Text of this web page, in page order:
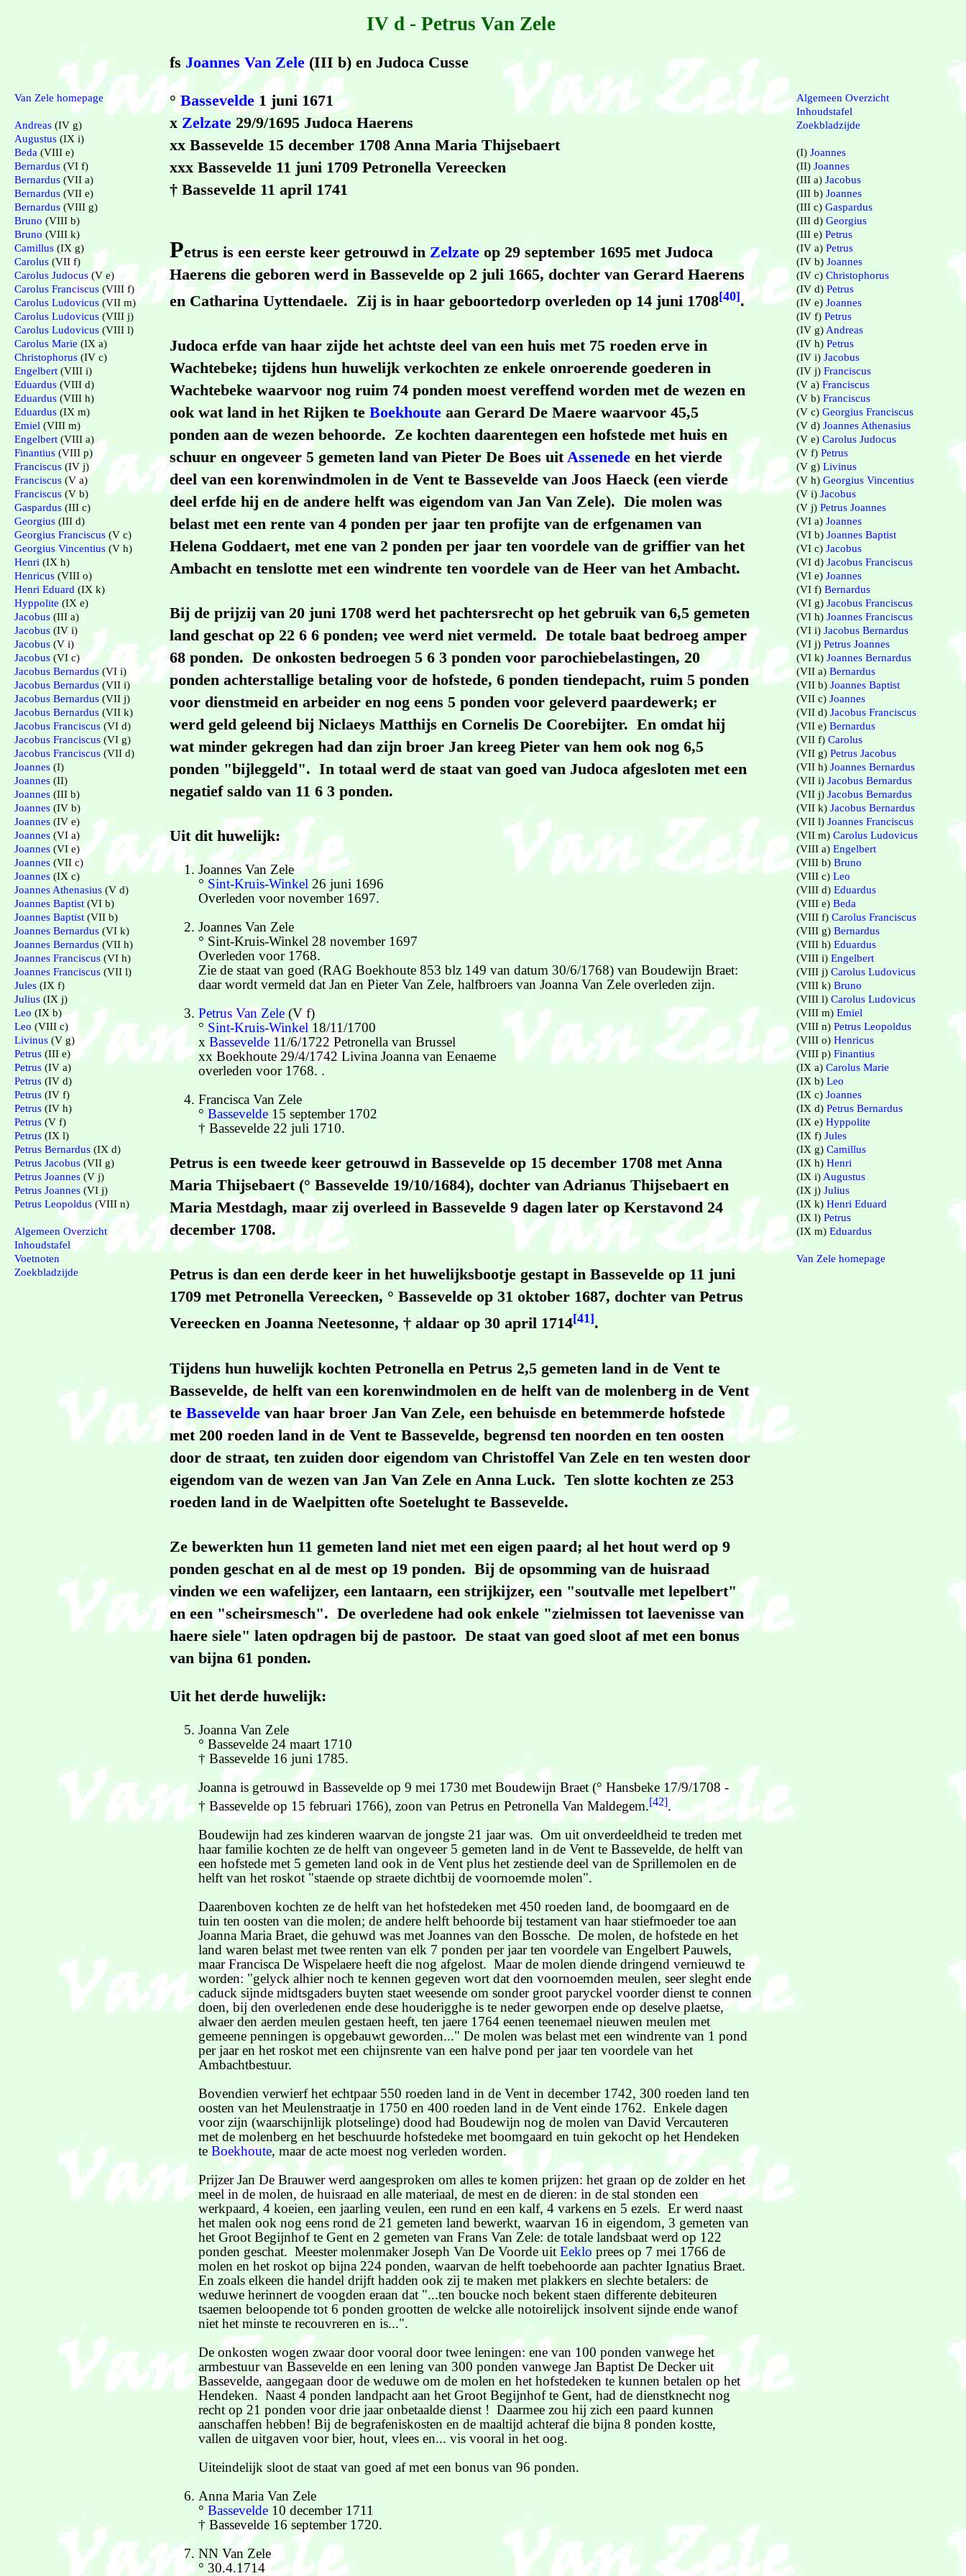
IV d - Petrus Van Zele
fs Joannes Van Zele(III b) en Judoca Cusse
°Bassevelde 1 juni 1671
x Zelzate 29/9/1695 Judoca Haerens
xx Bassevelde 15 december 1708 Anna Maria Thijsebaert
xxx Bassevelde 11 juni 1709 Petronella Vereecken
† Bassevelde 11 april 1741
Petrus is een eerste keer getrouwd in Zelzate op 29 september 1695 met Judoca
Haerens die geboren werd in Bassevelde op 2 juli 1665, dochter van Gerard Haerens
en Catharina Uyttendaele. Zij is in haar geboortedorp overleden op 14 juni 1708[40].
Judoca erfde van haar zijde het achtste deel van een huis met 75 roeden erve in
Wachtebeke; tijdens hun huwelijk verkochten ze enkele onroerende goederen in
Wachtebeke waarvoor nog ruim 74 ponden moest vereffend worden met de wezen en
ook wat land in het Rijken teBoekhoute aan Gerard De Maere waarvoor 45,5
ponden aan de wezen behoorde. Ze kochten daarentegen een hofstede met huis en
schuur en ongeveer 5 gemeten land van Pieter De Boes uitAssenedeen het vierde
deel van een korenwindmolen in de Vent te Bassevelde van Joos Haeck (een vierde
deel erfde hij en de andere helft was eigendom van Jan Van Zele). Die molen was
belast met een rente van 4 ponden per jaar ten profijte van de erfgenamen van
Helena Goddaert, met ene van 2 ponden per jaar ten voordele van de griffier van het
Ambacht en tenslotte met een windrente ten voordele van de Heer van het Ambacht.
Bij de prijzij van 20 juni 1708 werd het pachtersrecht op het gebruik van 6,5 gemeten
land geschat op 22 6 6 ponden; vee werd niet vermeld. De totale baat bedroeg amper
68 ponden. De onkosten bedroegen 5 6 3 ponden voor parochiebelastingen, 20
ponden achterstallige betaling voor de hofstede, 6 ponden tiendepacht, ruim 5 ponden
voor dienstmeid en arbeider en nog eens 5 ponden voor geleverd paardewerk; er
werd geld geleend bij Niclaeys Matthijs en Cornelis De Coorebijter. En omdat hij
wat minder gekregen had dan zijn broer Jan kreeg Pieter van hem ook nog 6,5
ponden "bijleggeld". In totaal werd de staat van goed van Judoca afgesloten met een
negatief saldo van 11 6 3 ponden.
Uit dit huwelijk:
Joannes Van Zele
° Sint-Kruis-Winkel 26 juni 1696
Overleden voor november 1697.
Joannes Van Zele
° Sint-Kruis-Winkel 28 november 1697
Overleden voor 1768.
Zie de staat van goed (RAG Boekhoute 853 blz 149 van datum 30/6/1768) van Boudewijn Braet:
daar wordt vermeld dat Jan en Pieter Van Zele, halfbroers van Joanna Van Zele overleden zijn.
Petrus Van Zele (V f)
° Sint-Kruis-Winkel 18/11/1700
xBassevelde 11/6/1722 Petronella van Brussel
xx Boekhoute 29/4/1742 Livina Joanna van Eenaeme
overleden voor 1768. .
Francisca Van Zele
°Bassevelde 15 september 1702
† Bassevelde 22 juli 1710.
Petrus is een tweede keer getrouwd in Bassevelde op 15 december 1708 met Anna
Maria Thijsebaert (° Bassevelde 19/10/1684), dochter van Adrianus Thijsebaert en
Maria Mestdagh, maar zij overleed in Bassevelde 9 dagen later op Kerstavond 24
december 1708.
Petrus is dan een derde keer in het huwelijksbootje gestapt in Bassevelde op 11 juni
1709 met Petronella Vereecken, ° Bassevelde op 31 oktober 1687, dochter van Petrus
Vereecken en Joanna Neetesonne, † aldaar op 30 april 1714[41].
Tijdens hun huwelijk kochten Petronella en Petrus 2,5 gemeten land in de Vent te
Bassevelde, de helft van een korenwindmolen en de helft van de molenberg in de Vent
teBassevelde van haar broer Jan Van Zele, een behuisde en betemmerde hofstede
met 200 roeden land in de Vent te Bassevelde, begrensd ten noorden en ten oosten
door de straat, ten zuiden door eigendom van Christoffel Van Zele en ten westen door
eigendom van de wezen van Jan Van Zele en Anna Luck. Ten slotte kochten ze 253
roeden land in de Waelpitten ofte Soetelught te Bassevelde.
Ze bewerkten hun 11 gemeten land niet met een eigen paard; al het hout werd op 9
ponden geschat en al de mest op 19 ponden. Bij de opsomming van de huisraad
vinden we een wafelijzer, een lantaarn, een strijkijzer, een "soutvalle met lepelbert"
en een "scheirsmesch". De overledene had ook enkele "zielmissen tot laevenisse van
haere siele" laten opdragen bij de pastoor. De staat van goed sloot af met een bonus
van bijna 61 ponden.
Uit het derde huwelijk:
Joanna Van Zele
° Bassevelde 24 maart 1710
† Bassevelde 16 juni 1785.
Joanna is getrouwd in Bassevelde op 9 mei 1730 met Boudewijn Braet (° Hansbeke 17/9/1708 -
† Bassevelde op 15 februari 1766), zoon van Petrus en Petronella Van Maldegem.[42].
Boudewijn had zes kinderen waarvan de jongste 21 jaar was. Om uit onverdeeldheid te treden met
haar familie kochten ze de helft van ongeveer 5 gemeten land in de Vent te Bassevelde, de helft van
een hofstede met 5 gemeten land ook in de Vent plus het zestiende deel van de Sprillemolen en de
helft van het roskot "staende op straete dichtbij de voornoemde molen".
Daarenboven kochten ze de helft van het hofstedeken met 450 roeden land, de boomgaard en de
tuin ten oosten van die molen; de andere helft behoorde bij testament van haar stiefmoeder toe aan
Joanna Maria Braet, die gehuwd was met Joannes van den Bossche. De molen, de hofstede en het
land waren belast met twee renten van elk 7 ponden per jaar ten voordele van Engelbert Pauwels,
maar Francisca De Wispelaere heeft die nog afgelost. Maar de molen diende dringend vernieuwd te
worden: "gelyck alhier noch te kennen gegeven wort dat den voornoemden meulen, seer sleght ende
caduck sijnde midtsgaders buyten staet weesende om sonder groot paryckel voorder dienst te connen
doen, bij den overledenen ende dese houderigghe is te neder geworpen ende op deselve plaetse,
alwaer den aerden meulen gestaen heeft, ten jaere 1764 eenen teenemael nieuwen meulen met
gemeene penningen is opgebauwt geworden..." De molen was belast met een windrente van 1 pond
per jaar en het roskot met een chijnsrente van een halve pond per jaar ten voordele van het
Ambachtbestuur.
Bovendien verwierf het echtpaar 550 roeden land in de Vent in december 1742, 300 roeden land ten
oosten van het Meulenstraatje in 1750 en 400 roeden land in de Vent einde 1762. Enkele dagen
voor zijn (waarschijnlijk plotselinge) dood had Boudewijn nog de molen van David Vercauteren
met de molenberg en het beschuurde hofstedeke met boomgaard en tuin gekocht op het Hendeken
teBoekhoute, maar de acte moest nog verleden worden.
Prijzer Jan De Brauwer werd aangesproken om alles te komen prijzen: het graan op de zolder en het
meel in de molen, de huisraad en alle materiaal, de mest en de dieren: in de stal stonden een
werkpaard, 4 koeien, een jaarling veulen, een rund en een kalf, 4 varkens en 5 ezels. Er werd naast
het malen ook nog eens rond de 21 gemeten land bewerkt, waarvan 16 in eigendom, 3 gemeten van
het Groot Begijnhof te Gent en 2 gemeten van Frans Van Zele: de totale landsbaat werd op 122
ponden geschat. Meester molenmaker Joseph Van De Voorde uitEeklo prees op 7 mei 1766 de
molen en het roskot op bijna 224 ponden, waarvan de helft toebehoorde aan pachter Ignatius Braet.
En zoals elkeen die handel drijft hadden ook zij te maken met plakkers en slechte betalers: de
weduwe herinnert de voogden eraan dat "...ten boucke noch bekent staen differente debiteuren
tsaemen beloopende tot 6 ponden grootten de welcke alle notoirelijck insolvent sijnde ende wanof
niet het minste te recouvreren en is...".
De onkosten wogen zwaar door vooral door twee leningen: ene van 100 ponden vanwege het
armbestuur van Bassevelde en een lening van 300 ponden vanwege Jan Baptist De Decker uit
Bassevelde, aangegaan door de weduwe om de molen en het hofstedeken te kunnen betalen op het
Hendeken. Naast 4 ponden landpacht aan het Groot Begijnhof te Gent, had de dienstknecht nog
recht op 21 ponden voor drie jaar onbetaalde dienst ! Daarmee zou hij zich een paard kunnen
aanschaffen hebben! Bij de begrafeniskosten en de maaltijd achteraf die bijna 8 ponden kostte,
vallen de uitgaven voor bier, hout, vlees en... vis vooral in het oog.
Uiteindelijk sloot de staat van goed af met een bonus van 96 ponden.
Anna Maria Van Zele
°Bassevelde 10 december 1711
† Bassevelde 16 september 1720.
NN Van Zele
° 30.4.1714
Van Zele homepage
Andreas (IV g)
Augustus (IX i)
Beda (VIII e)
Bernardus (VI f)
Bernardus (VII a)
Bernardus (VII e)
Bernardus (VIII g)
Bruno (VIII b)
Bruno (VIII k)
Camillus (IX g)
Carolus (VII f)
Carolus Judocus (V e)
Carolus Franciscus (VIII f)
Carolus Ludovicus (VII m)
Carolus Ludovicus (VIII j)
Carolus Ludovicus (VIII l)
Carolus Marie (IX a)
Christophorus (IV c)
Engelbert (VIII i)
Eduardus (VIII d)
Eduardus (VIII h)
Eduardus (IX m)
Emiel (VIII m)
Engelbert (VIII a)
Finantius (VIII p)
Franciscus (IV j)
Franciscus (V a)
Franciscus (V b)
Gaspardus (III c)
Georgius (III d)
Georgius Franciscus (V c)
Georgius Vincentius (V h)
Henri (IX h)
Henricus (VIII o)
Henri Eduard (IX k)
Hyppolite (IX e)
Jacobus (III a)
Jacobus (IV i)
Jacobus (V i)
Jacobus (VI c)
Jacobus Bernardus (VI i)
Jacobus Bernardus (VII i)
Jacobus Bernardus (VII j)
Jacobus Bernardus (VII k)
Jacobus Franciscus (VI d)
Jacobus Franciscus (VI g)
Jacobus Franciscus (VII d)
Joannes (I)
Joannes (II)
Joannes (III b)
Joannes (IV b)
Joannes (IV e)
Joannes (VI a)
Joannes (VI e)
Joannes (VII c)
Joannes (IX c)
Joannes Athenasius (V d)
Joannes Baptist (VI b)
Joannes Baptist (VII b)
Joannes Bernardus (VI k)
Joannes Bernardus (VII h)
Joannes Franciscus (VI h)
Joannes Franciscus (VII l)
Jules (IX f)
Julius (IX j)
Leo (IX b)
Leo (VIII c)
Livinus (V g)
Petrus (III e)
Petrus (IV a)
Petrus (IV d)
Petrus (IV f)
Petrus (IV h)
Petrus (V f)
Petrus (IX l)
Petrus Bernardus (IX d)
Petrus Jacobus (VII g)
Petrus Joannes (V j)
Petrus Joannes (VI j)
Petrus Leopoldus(VIII n)
Algemeen Overzicht
Inhoudstafel
Voetnoten
Zoekbladzijde
Algemeen Overzicht
Inhoudstafel
Zoekbladzijde
(I) Joannes
(II) Joannes
(III a) Jacobus
(III b) Joannes
(III c) Gaspardus
(III d) Georgius
(III e) Petrus
(IV a) Petrus
(IV b) Joannes
(IV c) Christophorus
(IV d) Petrus
(IV e) Joannes
(IV f) Petrus
(IV g) Andreas
(IV h) Petrus
(IV i) Jacobus
(IV j) Franciscus
(V a) Franciscus
(V b) Franciscus
(V c) Georgius Franciscus
(V d) Joannes Athenasius
(V e) Carolus Judocus
(V f) Petrus
(V g) Livinus
(V h) Georgius Vincentius
(V i) Jacobus
(V j) Petrus Joannes
(VI a) Joannes
(VI b) Joannes Baptist
(VI c) Jacobus
(VI d) Jacobus Franciscus
(VI e) Joannes
(VI f) Bernardus
(VI g) Jacobus Franciscus
(VI h) Joannes Franciscus
(VI i) Jacobus Bernardus
(VI j) Petrus Joannes
(VI k) Joannes Bernardus
(VII a) Bernardus
(VII b) Joannes Baptist
(VII c) Joannes
(VII d) Jacobus Franciscus
(VII e) Bernardus
(VII f) Carolus
(VII g) Petrus Jacobus
(VII h) Joannes Bernardus
(VII i) Jacobus Bernardus
(VII j) Jacobus Bernardus
(VII k) Jacobus Bernardus
(VII l) Joannes Franciscus
(VII m) Carolus Ludovicus
(VIII a) Engelbert
(VIII b) Bruno
(VIII c) Leo
(VIII d) Eduardus
(VIII e) Beda
(VIII f) Carolus Franciscus
(VIII g) Bernardus
(VIII h) Eduardus
(VIII i) Engelbert
(VIII j) Carolus Ludovicus
(VIII k) Bruno
(VIII l) Carolus Ludovicus
(VIII m) Emiel
(VIII n) Petrus Leopoldus
(VIII o) Henricus
(VIII p) Finantius
(IX a) Carolus Marie
(IX b) Leo
(IX c) Joannes
(IX d) Petrus Bernardus
(IX e) Hyppolite
(IX f) Jules
(IX g) Camillus
(IX h) Henri
(IX i) Augustus
(IX j) Julius
(IX k) Henri Eduard
(IX l) Petrus
(IX m) Eduardus
Van Zele homepage